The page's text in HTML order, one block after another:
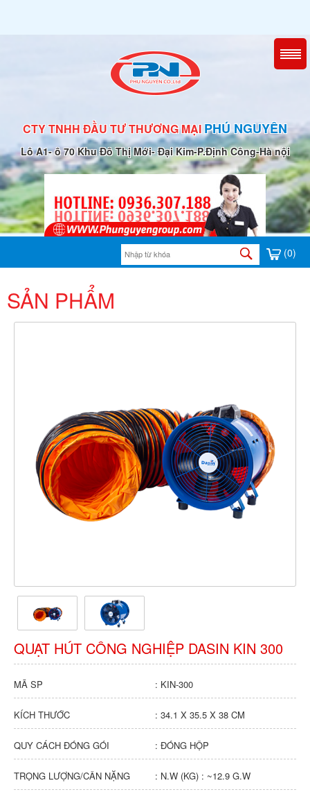
CTY TNHH ĐẦU TƯ THƯƠNG MẠIPHÚ NGUYÊN
Lô A1- ô 70 Khu Đô Thị Mới- Đại Kim-P.Định Công-Hà nội
(0)
SẢN PHẨM
QUẠT HÚT CÔNG NGHIỆP DASIN KIN 300
MÃ SP : KIN-300
KÍCH THƯỚC : 34.1 X 35.5 X 38 CM
QUY CÁCH ĐÓNG GÓI : ĐÓNG HỘP
TRỌNG LƯỢNG/CÂN NẶNG : N.W (KG) : ~12.9 G.W